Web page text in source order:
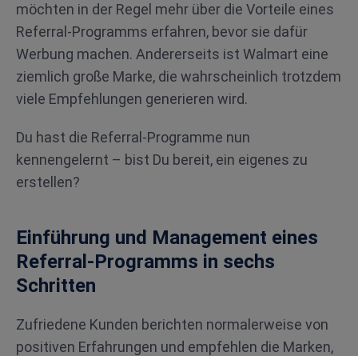
möchten in der Regel mehr über die Vorteile eines
Referral-Programms erfahren, bevor sie dafür
Werbung machen. Andererseits ist Walmart eine
ziemlich große Marke, die wahrscheinlich trotzdem
viele Empfehlungen generieren wird.
Du hast die Referral-Programme nun
kennengelernt – bist Du bereit, ein eigenes zu
erstellen?
Einführung und Management eines
Referral-Programms in sechs
Schritten
Zufriedene Kunden berichten normalerweise von
positiven Erfahrungen und empfehlen die Marken,